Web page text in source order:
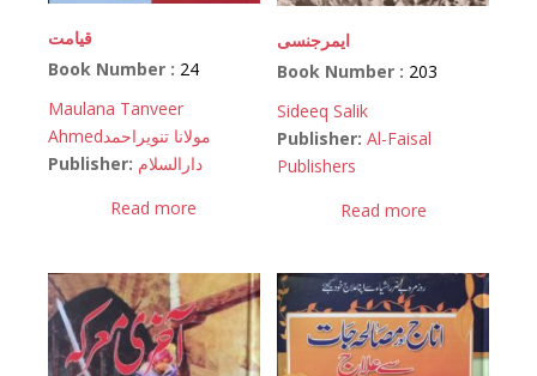
قیامت
Book Number : 24
Maulana Tanveer
Ahmedمولانا تنویراحمد
Publisher: دارالسلام
Read more
ایمرجنسی
Book Number : 203
Sideeq Salik
Publisher: Al-Faisal
Publishers
Read more